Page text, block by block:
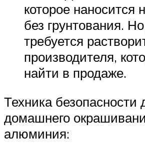
которое наносится
без грунтования.
требуется
производителя,
найти в продаже.
Техника безопасности
домашнего
алюминия: